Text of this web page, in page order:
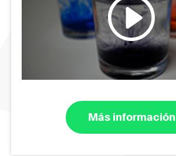
Más información